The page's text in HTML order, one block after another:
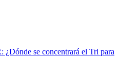
se concentrará el Tri para